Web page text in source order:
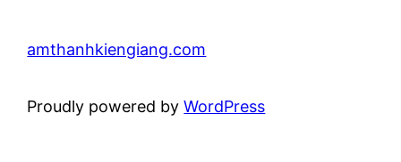
amthanhkiengiang.com
Proudly powered byWordPress